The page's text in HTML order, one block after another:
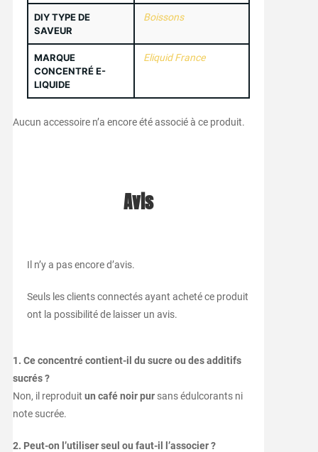
DIY TYPE DE
SAVEUR
Boissons
MARQUE
CONCENTRÉ E-
LIQUIDE
Eliquid France
Aucun accessoire n’a encore été associé à ce produit.
Avis
Il n’y a pas encore d’avis.
Seuls les clients connectés ayant acheté ce produit
ont la possibilité de laisser un avis.
1. Ce concentré contient-il du sucre ou des additifs
sucrés ?
Non, il reproduit un café noir pursans édulcorants ni
note sucrée.
2. Peut-on l’utiliser seul ou faut-il l’associer ?